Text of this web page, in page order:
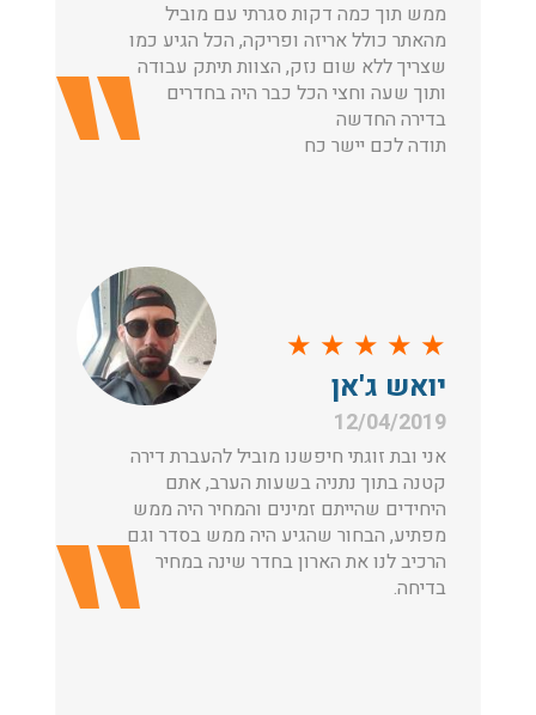
ממש תוך כמה דקות סגרתי עם מוביל
מהאתר כולל אריזה ופריקה, הכל הגיע כמו
שצריך ללא שום נזק, הצוות תיתק עבודה
ותוך שעה וחצי הכל כבר היה בחדרים
בדירה החדשה
תודה לכם יישר כח
★
★
★
★
★
יואש ג'אן
12/04/2019
אני ובת זוגתי חיפשנו מוביל להעברת דירה
קטנה בתוך נתניה בשעות הערב, אתם
היחידים שהייתם זמינים והמחיר היה ממש
מפתיע, הבחור שהגיע היה ממש בסדר וגם
הרכיב לנו את הארון בחדר שינה במחיר
בדיחה.